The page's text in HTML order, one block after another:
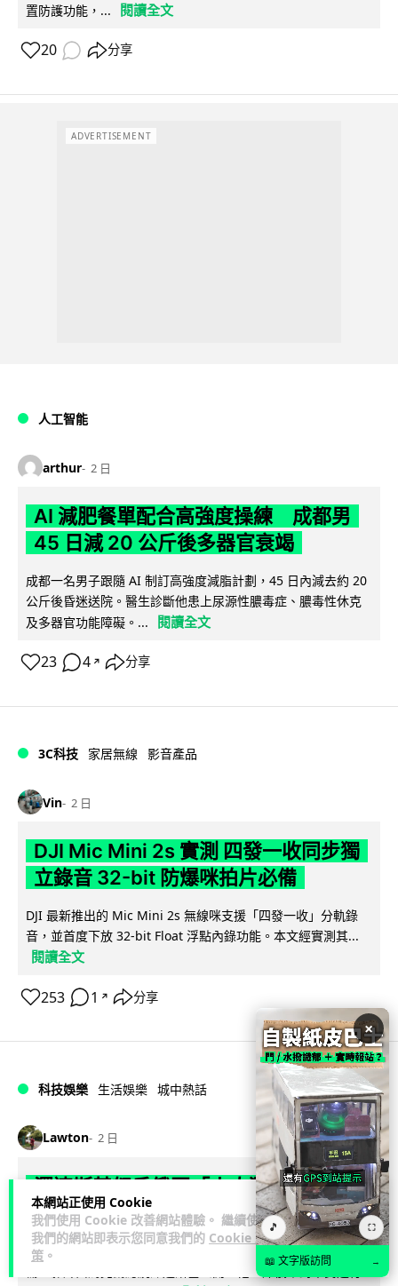
本網站正使用 Cookie
我們使用 Cookie 改善網站體驗。 繼續使用
我們的網站即表示您同意我們的 Cookie 政
策 。
置防護功能，...
閱讀全文
20 分享
ADVERTISEMENT
人工智能
arthur 2 日
AI 減肥餐單配合高強度操練 成都男
45 日減 20 公斤後多器官衰竭
成都一名男子跟隨 AI 制訂高強度減脂計劃，45 日內減去約 20
公斤後昏迷送院。醫生診斷他患上尿源性膿毒症、膿毒性休克
及多器官功能障礙。...
閱讀全文
23 4 ↗ 分享
3C科技 家居無線 影音產品
Vin 2 日
DJI Mic Mini 2s 實測 四發一收同步獨
立錄音 32-bit 防爆咪拍片必備
DJI 最新推出的 Mic Mini 2s 無線咪支援「四發一收」分軌錄
音，並首度下放 32-bit Float 浮點內錄功能。本文經實測其...
閱讀全文
253 1 ↗ 分享
科技娛樂 生活娛樂 城中熱話
Lawton 2 日
澤連斯基怒斥俄軍「人肉狩獵」 無人機
追殺烏克蘭小販近 40 秒仍被炸傷
烏克蘭克爾松一名 52 歲小販被俄軍無人機追擊近 40 秒後被炸
傷，影片由烏克蘭總統澤連斯基公開。他直斥俄軍對平民進行
×
🎵 ⛶
📖 文字版訪問 →